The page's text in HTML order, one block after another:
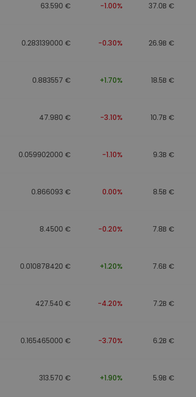
63.590 € -1.00% 37.0B €
0.283139000 € -0.30% 26.9B €
0.883557 € +1.70% 18.5B €
47.980 € -3.10% 10.7B €
0.059902000 € -1.10% 9.3B €
0.866093 € 0.00% 8.5B €
8.4500 € -0.20% 7.8B €
0.010878420 € +1.20% 7.6B €
427.540 € -4.20% 7.2B €
0.165465000 € -3.70% 6.2B €
313.570 € +1.90% 5.9B €